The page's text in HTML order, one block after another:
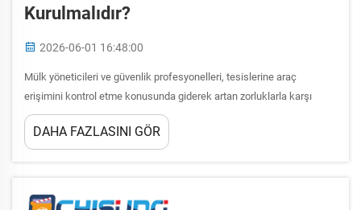
Kurulmalıdır?
2026-06-01 16:48:00
Mülk yöneticileri ve güvenlik profesyonelleri, tesislerine araç
erişimini kontrol etme konusunda giderek artan zorluklarla karşı
karşıyadır. Bariyer kapı sistemi, çeşitli alanlarda trafik akışını
yönetirken güvenlik protokollerini korumak için etkili bir çözüm
DAHA FAZLASINI GÖR